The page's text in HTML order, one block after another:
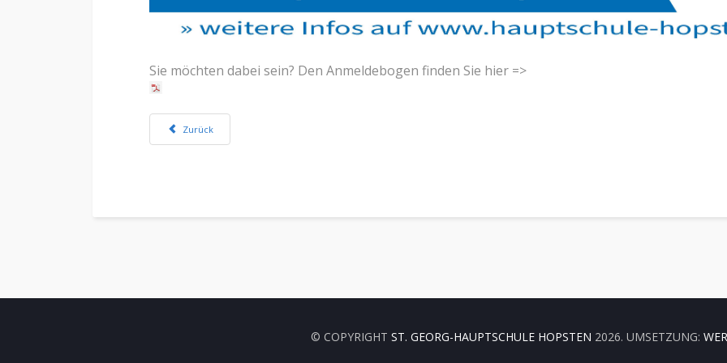
Sie möchten dabei sein? Den Anmeldebogen finden Sie hier =>
Vorheriger Beitrag: Infos zum Schuljahr 2022/ 23 unter Teams
Zurück
© COPYRIGHT ST. GEORG-HAUPTSCHULE HOPSTEN 2026. UMSETZUNG: